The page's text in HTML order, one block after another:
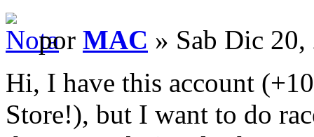
por MAC » Sab Dic
Hi, I have this account
Store!), but I want to do